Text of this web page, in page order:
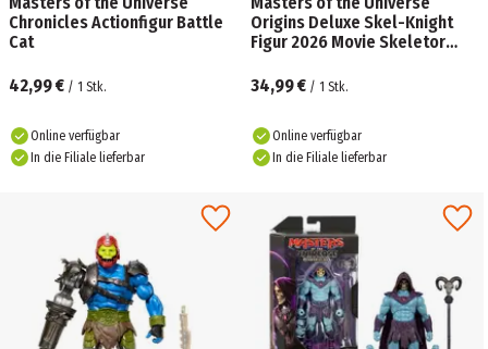
Chronicles Actionfigur Battle
Cat
42,99 € / 1 Stk.
Online verfügbar
In die Filiale lieferbar
Origins Deluxe Skel-Knight
Figur 2026 Movie Skeletor
34,99 € / 1 Stk.
Online verfügbar
In die Filiale lieferbar